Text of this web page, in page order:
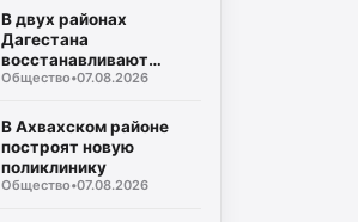
В двух районах
Дагестана
восстанавливают
дороги после ливней
Общество•07.08.2026
В Ахвахском районе
построят новую
поликлинику
Общество•07.08.2026